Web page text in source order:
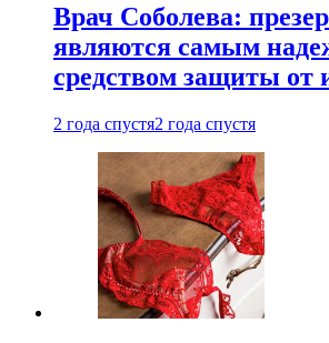
Врач Соболева:
являются самым
средством защиты от
2 года спустя2 года спустя